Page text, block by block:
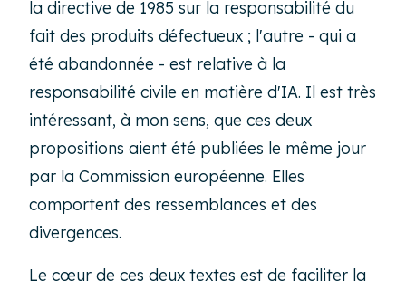
la directive de 1985 sur la responsabilité du
fait des produits défectueux ; l'autre - qui a
été abandonnée - est relative à la
responsabilité civile en matière d'IA. Il est très
intéressant, à mon sens, que ces deux
propositions aient été publiées le même jour
par la Commission européenne. Elles
comportent des ressemblances et des
divergences.
Le cœur de ces deux textes est de faciliter la